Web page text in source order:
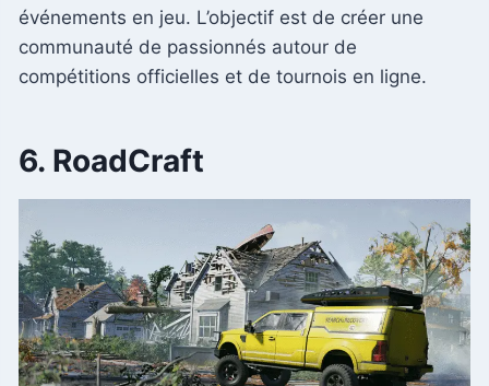
événements en jeu. L’objectif est de créer une
communauté de passionnés autour de
compétitions officielles et de tournois en ligne.
6. RoadCraft